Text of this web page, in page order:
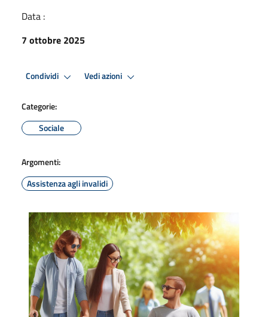
Data :
7 ottobre 2025
Condividi Vedi azioni
Categorie:
Sociale
Argomenti:
Assistenza agli invalidi